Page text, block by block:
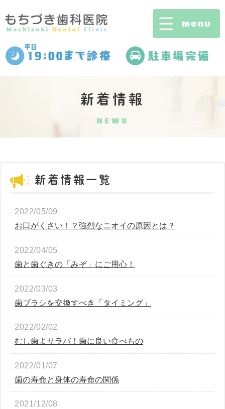
新着情報
NEWS
新着情報一覧
2022/05/09
お口がくさい！？強烈なニオイの原因とは？
2022/04/05
歯と歯ぐきの「みぞ」にご用心！
2022/03/03
歯ブラシを交換すべき「タイミング」
2022/02/02
むし歯よサラバ！歯に良い食べもの
2022/01/07
歯の寿命と身体の寿命の関係
2021/12/08